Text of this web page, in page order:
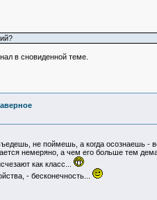
в сновиденной теме.
не поймешь, а когда осознаешь -
немеряно, а чем его больше тем
как класс...
- бесконечность...